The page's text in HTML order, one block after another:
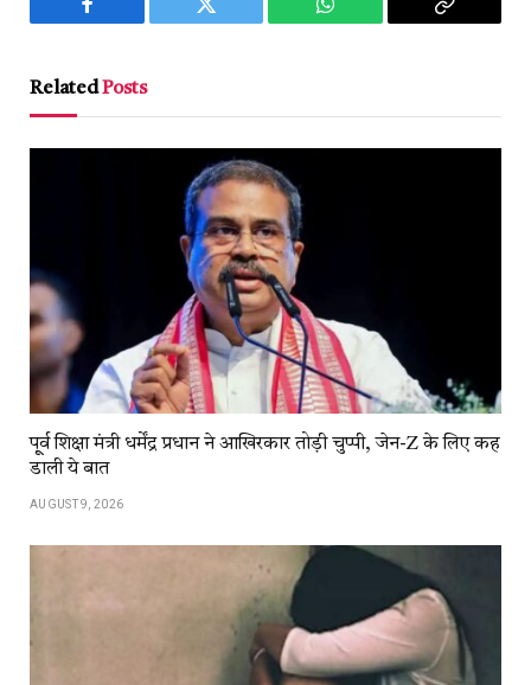
Facebook Twitter WhatsApp
Copy
RelatedPosts
पू्र्व शिक्षा मंत्री धर्मेंद्र प्रधान ने आखिरकार तोड़ी चुप्पी, जेन-Z के लिए कह
डाली ये बात
AUGUST 9, 2026